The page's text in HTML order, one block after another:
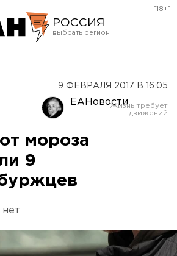
РОССИЯ
Оренбург
[18+]
9 ФЕВРАЛЯ 2017 В 16:05
ЕАНовости
мороза
9